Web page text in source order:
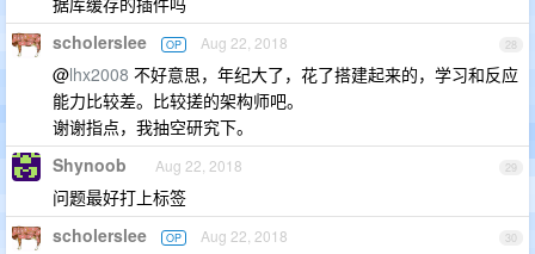
28
scholerslee OP Aug 22, 2018
@lhx2008 不好意思，年纪大了，花了搭建起来的，学习和反应
能力比较差。比较搓的架构师吧。
谢谢指点，我抽空研究下。
29
Shynoob Aug 22, 2018
问题最好打上标签
30
scholerslee OP Aug 22, 2018